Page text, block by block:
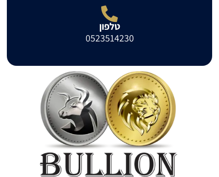
טלפון
0523514230